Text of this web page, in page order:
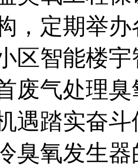
，定期举
区智能楼
废气处理
遇踏实奋
臭氧发生